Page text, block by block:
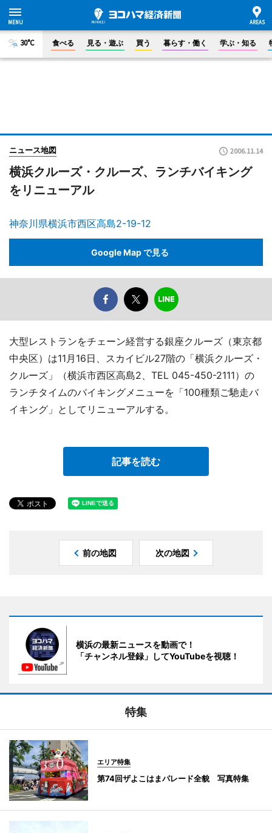
30°C 食べる 見る・遊ぶ 買う 暮らす・働く 学ぶ・知る
ニュース地図 2006.11.14
横浜クルーズ・クルーズ、ランチバイキング
をリニューアル
神奈川県横浜市西区高島2-19-12
Google Map で見る
大型レストランをチェーン経営する銀座クルーズ（東京都
中央区）は11月16日、スカイビル27階の「横浜クルーズ・
クルーズ」（横浜市西区高島2、TEL 045-450-2111）の
ランチタイムのバイキングメニューを「100種類ご馳走バ
イキング」としてリニューアルする。
記事を読む
前の地図 次の地図
横浜の最新ニュースを動画で！
「チャンネル登録」してYouTubeを視聴！
特集
エリア特集
第74回ザよこはまパレード全貌 写真特集